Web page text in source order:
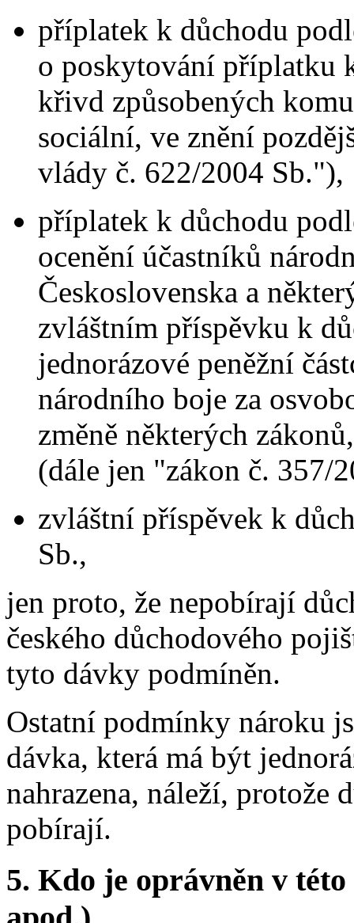
příplatek k důchodu
o poskytování příplatku
křivd způsobených
sociální, ve znění
vlády č. 622/2004 Sb."),
příplatek k důchodu
ocenění účastníků
Československa a
zvláštním příspěvku k
jednorázové peněžní
národního boje za
změně některých
(dále jen "zákon č. 357/
zvláštní příspěvek k
Sb.,
jen proto, že nepobírají
českého důchodového
tyto dávky podmíněn.
Ostatní podmínky nároku
dávka, která má být
nahrazena, náleží, protože
pobírají.
5. Kdo je oprávněn v